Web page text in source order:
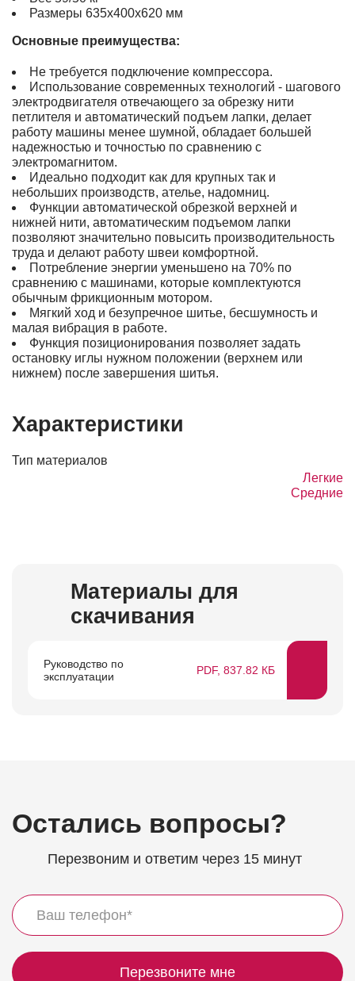
Размеры 635х400х620 мм
Основные преимущества:
Не требуется подключение компрессора.
Использование современных технологий - шагового
электродвигателя отвечающего за обрезку нити
петлителя и автоматический подъем лапки, делает
работу машины менее шумной, обладает большей
надежностью и точностью по сравнению с
электромагнитом.
Идеально подходит как для крупных так и
небольших производств, ателье, надомниц.
Функции автоматической обрезкой верхней и
нижней нити, автоматическим подъемом лапки
позволяют значительно повысить производительность
труда и делают работу швеи комфортной.
Потребление энергии уменьшено на 70% по
сравнению с машинами, которые комплектуются
обычным фрикционным мотором.
Мягкий ход и безупречное шитье, бесшумность и
малая вибрация в работе.
Функция позиционирования позволяет задать
остановку иглы нужном положении (верхнем или
нижнем) после завершения шитья.
Характеристики
Тип материалов
Легкие
Средние
Материалы для
скачивания
Руководство по
эксплуатации
PDF, 837.82 КБ
Остались вопросы?
Перезвоним и ответим через 15 минут
Перезвоните мне